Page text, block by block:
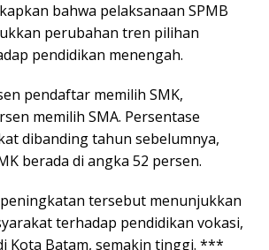
bahwa pelaksanaan SPMB
perubahan tren pilihan
pendidikan menengah.
pendaftar memilih SMK,
memilih SMA. Persentase
dibanding tahun sebelumnya,
berada di angka 52 persen.
tersebut menunjukkan
terhadap pendidikan vokasi,
Kota Batam, semakin tinggi. ***